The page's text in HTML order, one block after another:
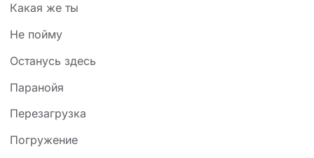
Какая же ты
Не пойму
Останусь здесь
Паранойя
Перезагрузка
Погружение